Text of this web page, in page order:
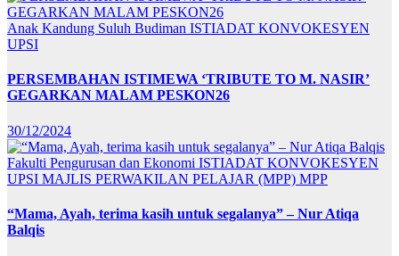
Anak Kandung Suluh Budiman ISTIADAT KONVOKESYEN
UPSI
PERSEMBAHAN ISTIMEWA ‘TRIBUTE TO M. NASIR’
GEGARKAN MALAM PESKON26
30/12/2024
Fakulti Pengurusan dan Ekonomi ISTIADAT KONVOKESYEN
UPSI MAJLIS PERWAKILAN PELAJAR (MPP) MPP
“Mama, Ayah, terima kasih untuk segalanya” – Nur Atiqa
Balqis